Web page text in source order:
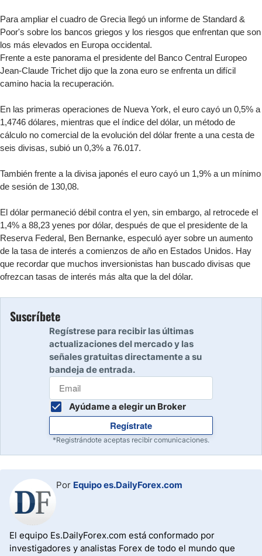
Para ampliar el cuadro de Grecia llegó un informe de Standard &
Poor's sobre los bancos griegos y los riesgos que enfrentan que son
los más elevados en Europa occidental.
Frente a este panorama el presidente del Banco Central Europeo
Jean-Claude Trichet dijo que la zona euro se enfrenta un difícil
camino hacia la recuperación.
En las primeras operaciones de Nueva York, el euro cayó un 0,5% a
1,4746 dólares, mientras que el índice del dólar, un método de
cálculo no comercial de la evolución del dólar frente a una cesta de
seis divisas, subió un 0,3% a 76.017.
También frente a la divisa japonés el euro cayó un 1,9% a un mínimo
de sesión de 130,08.
El dólar permaneció débil contra el yen, sin embargo, al retrocede el
1,4% a 88,23 yenes por dólar, después de que el presidente de la
Reserva Federal, Ben Bernanke, especuló ayer sobre un aumento
de la tasa de interés a comienzos de año en Estados Unidos. Hay
que recordar que muchos inversionistas han buscado divisas que
ofrezcan tasas de interés más alta que la del dólar.
Suscríbete
Regístrese para recibir las últimas
actualizaciones del mercado y las
señales gratuitas directamente a su
bandeja de entrada.
Ayúdame a elegir un Broker
Regístrate
*Registrándote aceptas recibir comunicaciones.
Por Equipo es.DailyForex.com
El equipo Es.DailyForex.com está conformado por
investigadores y analistas Forex de todo el mundo que